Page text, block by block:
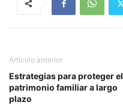
Artículo anterior
Estrategias para proteger el
patrimonio familiar a largo
plazo